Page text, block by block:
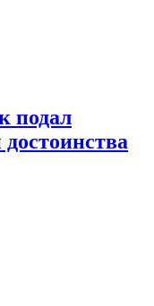
подал